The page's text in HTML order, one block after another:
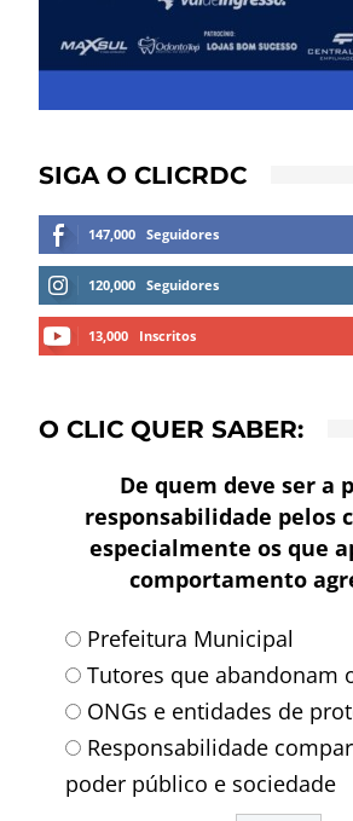
SIGA O CLICRDC
147,000 Seguidores
120,000 Seguidores
13,000 Inscritos
O CLIC QUER SABER:
De quem deve ser a
responsabilidade pelos
especialmente os que
comportamento
Prefeitura Municipal
Tutores que abandonam
ONGs e entidades de
Responsabilidade
poder público e sociedade